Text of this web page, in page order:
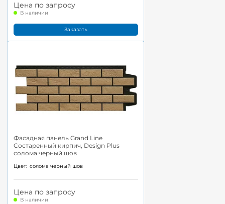
Цена по запросу
В наличии
Заказать
Фасадная панель Grand Line
Состаренный кирпич, Design Plus
солома черный шов
Цвет: солома черный шов
Цена по запросу
В наличии